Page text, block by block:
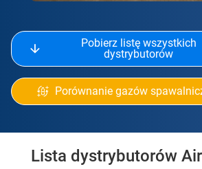
Pobierz listę wszystkich
dystrybutorów
Porównanie gazów
Lista dystrybutorów